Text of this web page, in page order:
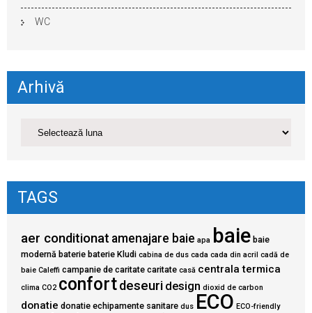
WC
Arhivă
TAGS
aer conditionat amenajare baie apa baie baie
modernă baterie baterie Kludi cabina de dus cada cada din acril cadă de
baie Caleffi campanie de caritate caritate casă centrala termica
clima CO2 confortdeseuri design dioxid de carbon
donatie donatie echipamente sanitare dus ECO ECO-friendly